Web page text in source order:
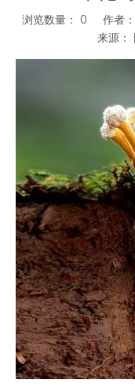
浏览数量： 0 作者：
来源：